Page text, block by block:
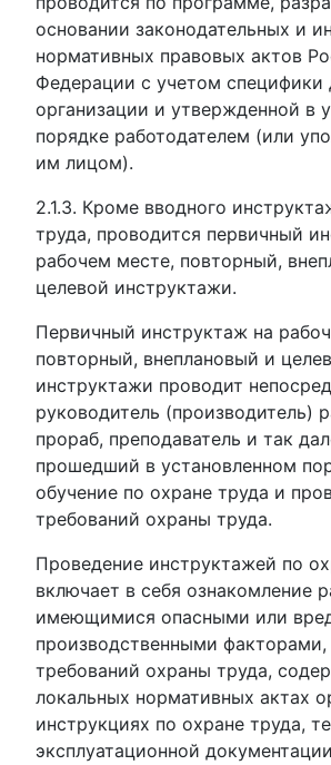
основании законодательных и
нормативных правовых актов
Федерации с учетом специфики
организации и утвержденной в
порядке работодателем (или
им лицом).
2.1.3. Кроме вводного
труда, проводится первичный
рабочем месте, повторный,
целевой инструктажи.
Первичный инструктаж на
повторный, внеплановый и
инструктажи проводит
руководитель (производитель)
прораб, преподаватель и так
прошедший в установленном
обучение по охране труда и
требований охраны труда.
Проведение инструктажей по
включает в себя ознакомление
имеющимися опасными или
производственными факторами,
требований охраны труда,
локальных нормативных актах
инструкциях по охране труда,
эксплуатационной